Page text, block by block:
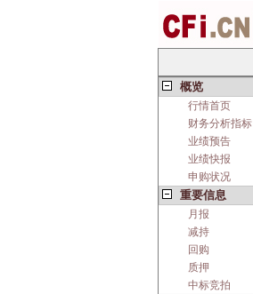
概览
行情首页
财务分析指标
业绩预告
业绩快报
申购状况
重要信息
月报
减持
回购
质押
中标竞拍